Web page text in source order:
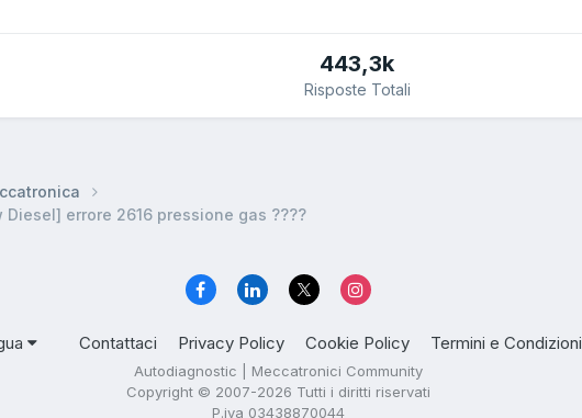
443,3k
Risposte Totali
Diesel] errore 2616 pressione gas ????
Contattaci Privacy Policy Cookie Policy Termini e Condizioni
Autodiagnostic | Meccatronici Community
Copyright © 2007-2026 Tutti i diritti riservati
P.iva 03438870044